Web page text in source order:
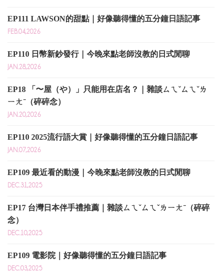
EP111 LAWSON的甜點｜好像聽得懂的五分鐘日語記事
FEB.04,2026
EP110 日幣新鈔發行｜今晚來點老師沒教的日式閒聊
JAN.28,2026
EP18 「〜屋（や）」只能用在店名？｜雜談ㄙㄟˇㄙㄟˇㄌ
ㄧㄤˉ（碎碎念）
JAN.20,2026
EP110 2025流行語大賞｜好像聽得懂的五分鐘日語記事
JAN.07,2026
EP109 最近看的動漫｜今晚來點老師沒教的日式閒聊
DEC.31,2025
EP17 台灣日本伴手禮推薦｜雜談ㄙㄟˇㄙㄟˇㄌㄧㄤˉ（碎碎
念）
DEC.10,2025
EP109 電影院｜好像聽得懂的五分鐘日語記事
DEC.03,2025